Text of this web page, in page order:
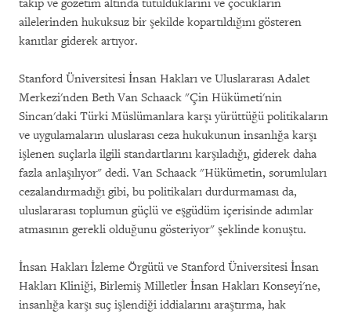
takip ve gözetim altında tutulduklarını ve çocukların
ailelerinden hukuksuz bir şekilde kopartıldığını gösteren
kanıtlar giderek artıyor.
Stanford Üniversitesi İnsan Hakları ve Uluslararası Adalet
Merkezi'nden Beth Van Schaack "Çin Hükümeti'nin
Sincan'daki Türki Müslümanlara karşı yürüttüğü politikaların
ve uygulamaların uluslarası ceza hukukunun insanlığa karşı
işlenen suçlarla ilgili standartlarını karşıladığı, giderek daha
fazla anlaşılıyor" dedi. Van Schaack "Hükümetin, sorumluları
cezalandırmadığı gibi, bu politikaları durdurmaması da,
uluslararası toplumun güçlü ve eşgüdüm içerisinde adımlar
atmasının gerekli olduğunu gösteriyor" şeklinde konuştu.
İnsan Hakları İzleme Örgütü ve Stanford Üniversitesi İnsan
Hakları Kliniği, Birlemiş Milletler İnsan Hakları Konseyi'ne,
insanlığa karşı suç işlendiği iddialarını araştırma, hak